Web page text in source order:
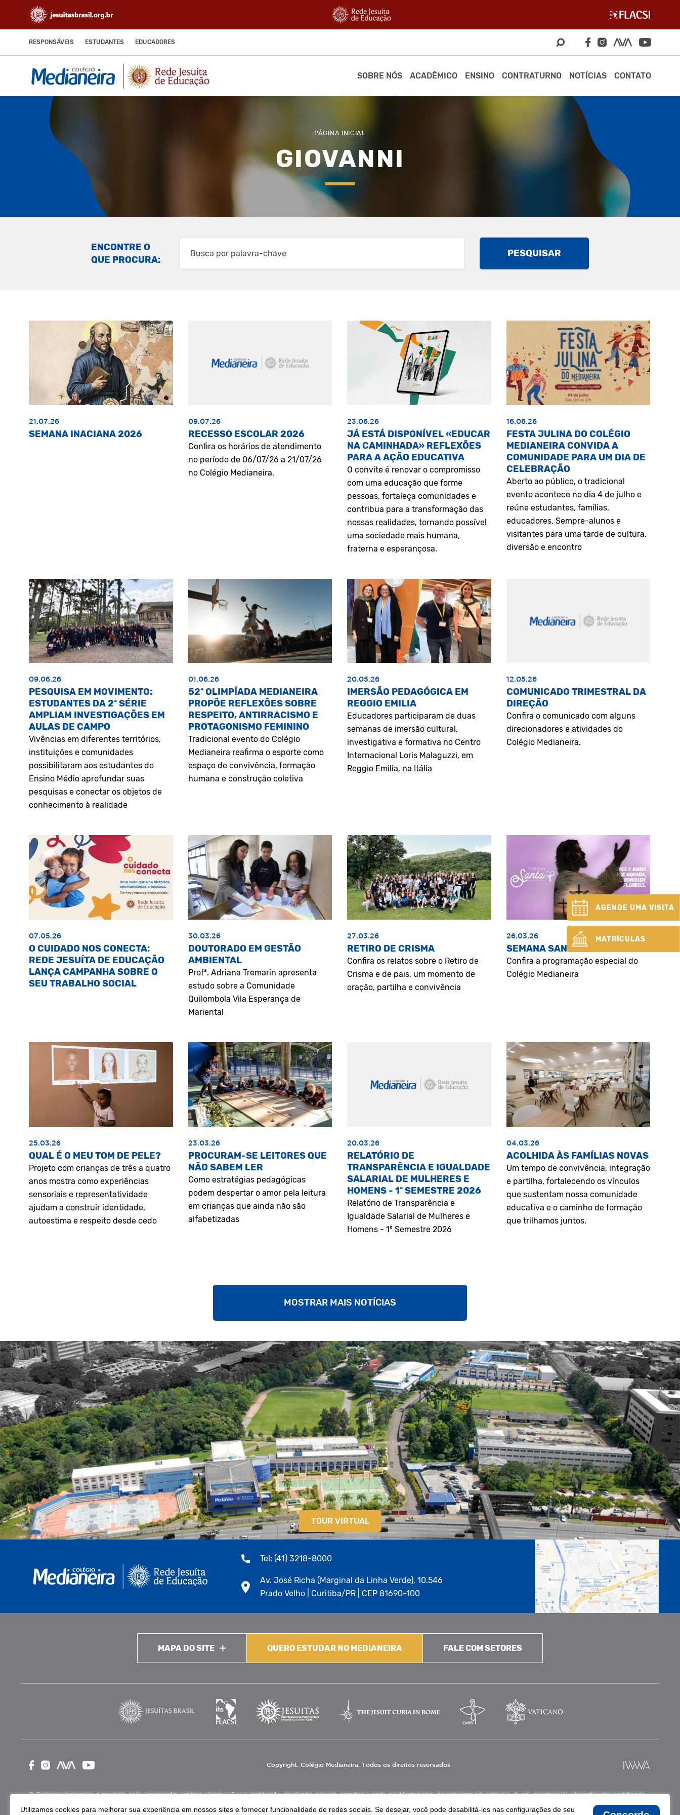
RESPONSÁVEIS ESTUDANTES EDUCADORES
SOBRE NÓS ACADÊMICO ENSINO CONTRATURNO NOTÍCIAS CONTATO
PÁGINA INICIAL
GIOVANNI
ENCONTRE O
QUE PROCURA:
PESQUISAR
21.07.26
SEMANA INACIANA 2026
09.07.26
RECESSO ESCOLAR 2026
Confira os horários de atendimento
no período de 06/07/26 a 21/07/26
no Colégio Medianeira.
23.06.26
JÁ ESTÁ DISPONÍVEL «EDUCAR
NA CAMINHADA» REFLEXÕES
PARA A AÇÃO EDUCATIVA
O convite é renovar o compromisso
com uma educação que forme
pessoas, fortaleça comunidades e
contribua para a transformação das
nossas realidades, tornando possível
uma sociedade mais humana,
fraterna e esperançosa.
16.06.26
FESTA JULINA DO COLÉGIO
MEDIANEIRA CONVIDA A
COMUNIDADE PARA UM DIA DE
CELEBRAÇÃO
Aberto ao público, o tradicional
evento acontece no dia 4 de julho e
reúne estudantes, famílias,
educadores, Sempre-alunos e
visitantes para uma tarde de cultura,
diversão e encontro
09.06.26
PESQUISA EM MOVIMENTO:
ESTUDANTES DA 2ª SÉRIE
AMPLIAM INVESTIGAÇÕES EM
AULAS DE CAMPO
Vivências em diferentes territórios,
instituições e comunidades
possibilitaram aos estudantes do
Ensino Médio aprofundar suas
pesquisas e conectar os objetos de
conhecimento à realidade
01.06.26
52ª OLIMPÍADA MEDIANEIRA
PROPÕE REFLEXÕES SOBRE
RESPEITO, ANTIRRACISMO E
PROTAGONISMO FEMININO
Tradicional evento do Colégio
Medianeira reafirma o esporte como
espaço de convivência, formação
humana e construção coletiva
20.05.26
IMERSÃO PEDAGÓGICA EM
REGGIO EMILIA
Educadores participaram de duas
semanas de imersão cultural,
investigativa e formativa no Centro
Internacional Loris Malaguzzi, em
Reggio Emilia, na Itália
12.05.26
COMUNICADO TRIMESTRAL DA
DIREÇÃO
Confira o comunicado com alguns
direcionadores e atividades do
Colégio Medianeira.
07.05.26
O CUIDADO NOS CONECTA:
REDE JESUÍTA DE EDUCAÇÃO
LANÇA CAMPANHA SOBRE O
SEU TRABALHO SOCIAL
30.03.26
DOUTORADO EM GESTÃO
AMBIENTAL
Profª. Adriana Tremarin apresenta
estudo sobre a Comunidade
Quilombola Vila Esperança de
Mariental
27.03.26
RETIRO DE CRISMA
Confira os relatos sobre o Retiro de
Crisma e de pais, um momento de
oração, partilha e convivência
26.03.26
SEMANA SANTA
Confira a programação especial do
Colégio Medianeira
25.03.26
QUAL É O MEU TOM DE PELE?
Projeto com crianças de três a quatro
anos mostra como experiências
sensoriais e representatividade
ajudam a construir identidade,
autoestima e respeito desde cedo
23.03.26
PROCURAM-SE LEITORES QUE
NÃO SABEM LER
Como estratégias pedagógicas
podem despertar o amor pela leitura
em crianças que ainda não são
alfabetizadas
20.03.26
RELATÓRIO DE
TRANSPARÊNCIA E IGUALDADE
SALARIAL DE MULHERES E
HOMENS - 1º SEMESTRE 2026
Relatório de Transparência e
Igualdade Salarial de Mulheres e
Homens - 1º Semestre 2026
04.03.26
ACOLHIDA ÀS FAMÍLIAS NOVAS
Um tempo de convivência, integração
e partilha, fortalecendo os vínculos
que sustentam nossa comunidade
educativa e o caminho de formação
que trilhamos juntos.
MOSTRAR MAIS NOTÍCIAS
AGENDE UMA VISITA
MATRÍCULAS
TOUR VIRTUAL
Tel: (41) 3218-8000
Av. José Richa (Marginal da Linha Verde), 10.546
Prado Velho | Curitiba/PR | CEP 81690-100
MAPA DO SITE QUERO ESTUDAR NO MEDIANEIRA FALE COM SETORES
Copyright. Colégio Medianeira. Todos os direitos reservados
O Colégio Medianeira é mantido pela Associação Antônio Vieira (ASAV), instituição de direito privado sem fins lucrativos, filantrópica, de natureza educativa, cultural, assistencial e beneficente, certificada
Utilizamos cookies para melhorar sua experiência em nossos sites e fornecer funcionalidade de redes sociais. Se desejar, você pode desabilitá-los nas configurações de seu